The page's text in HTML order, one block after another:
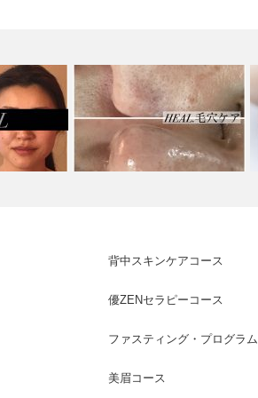
毛穴ケア ビフォー・アフター
背中スキンケアコース
優ZENセラピーコース
ファスティング・プログラム
美眉コース